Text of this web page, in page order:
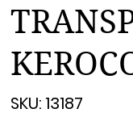
SKU:
13187
13187